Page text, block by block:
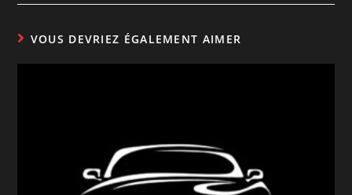
VOUS DEVRIEZ ÉGALEMENT AIMER